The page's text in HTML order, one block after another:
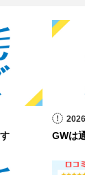
GWは